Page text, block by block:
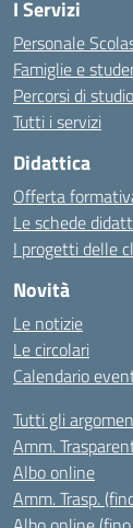
I Servizi
Personale
Famiglie e
Percorsi di studio
Tutti i servizi
Didattica
Offerta
Le schede
I progetti delle
Novità
Le notizie
Le circolari
Calendario
Tutti gli
Amm.
Albo online
Amm. Trasp.